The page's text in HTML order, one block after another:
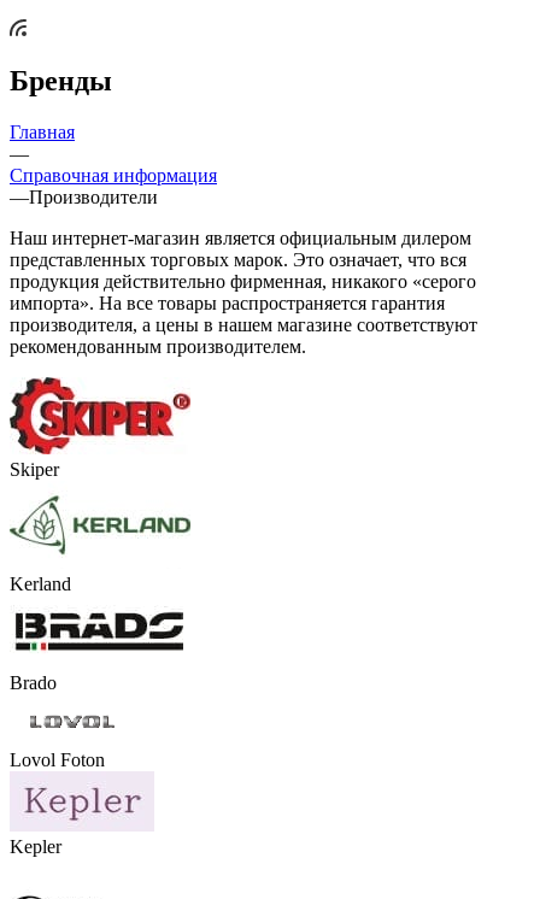
Бренды
Главная
—
Справочная информация
—Производители
Наш интернет-магазин является официальным дилером
представленных торговых марок. Это означает, что вся
продукция действительно фирменная, никакого «серого
импорта». На все товары распространяется гарантия
производителя, а цены в нашем магазине соответствуют
рекомендованным производителем.
Skiper
Kerland
Brado
Lovol Foton
Kepler